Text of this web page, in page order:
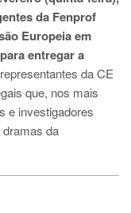
da Fenprof
Europeia em
entregar a
da CE
que, nos mais
e investigadores
da